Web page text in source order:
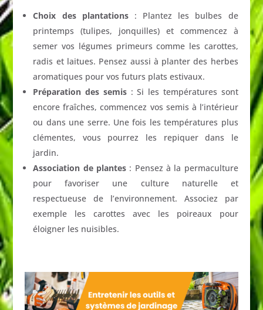
Choix des plantations: Plantez les bulbes de
printemps (tulipes, jonquilles) et commencez à
semer vos légumes primeurs comme les carottes,
radis et laitues. Pensez aussi à planter des herbes
aromatiques pour vos futurs plats estivaux.
Préparation des semis: Si les températures sont
encore fraîches, commencez vos semis à l’intérieur
ou dans une serre. Une fois les températures plus
clémentes, vous pourrez les repiquer dans le
jardin.
Association de plantes : Pensez à la permaculture
pour favoriser une culture naturelle et
respectueuse de l’environnement. Associez par
exemple les carottes avec les poireaux pour
éloigner les nuisibles.